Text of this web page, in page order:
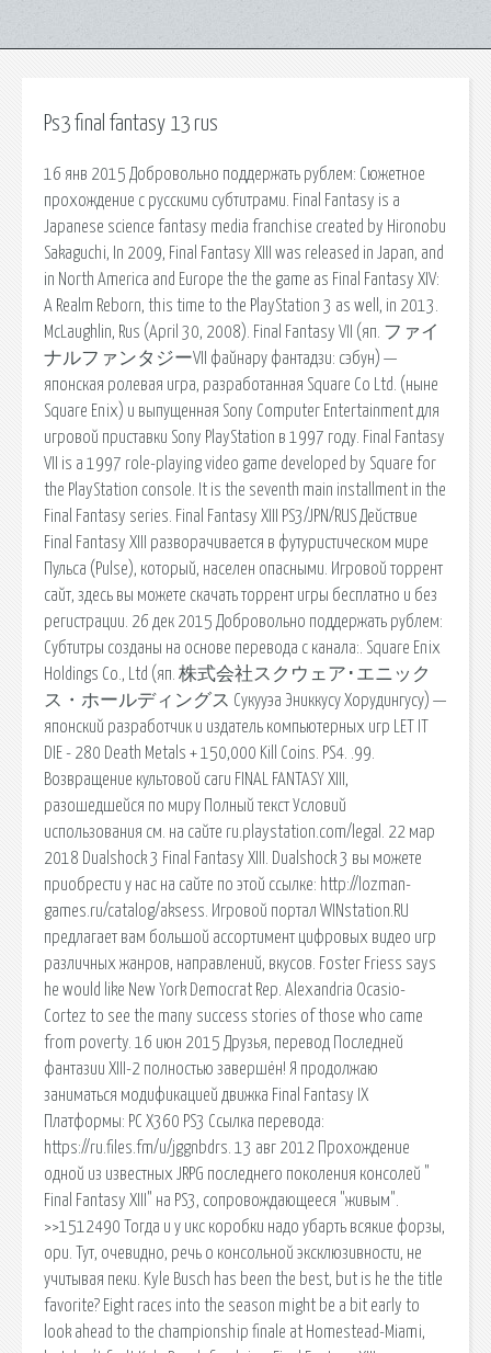
Ps3 final fantasy 13 rus
16 янв 2015 Добровольно поддержать рублем: Сюжетное
прохождение с русскими субтитрами. Final Fantasy is a
Japanese science fantasy media franchise created by Hironobu
Sakaguchi, In 2009, Final Fantasy XIII was released in Japan, and
in North America and Europe the the game as Final Fantasy XIV:
A Realm Reborn, this time to the PlayStation 3 as well, in 2013.
McLaughlin, Rus (April 30, 2008). Final Fantasy VII (яп. ファイ
ナルファンタジーVII файнару фантадзи: сэбун) —
японская ролевая игра, разработанная Square Co Ltd. (ныне
Square Enix) и выпущенная Sony Computer Entertainment для
игровой приставки Sony PlayStation в 1997 году. Final Fantasy
VII is a 1997 role-playing video game developed by Square for
the PlayStation console. It is the seventh main installment in the
Final Fantasy series. Final Fantasy XIII PS3/JPN/RUS Действие
Final Fantasy XIII разворачивается в футуристическом мире
Пульса (Pulse), который, населен опасными. Игровой торрент
сайт, здесь вы можете скачать торрент игры бесплатно и без
регистрации. 26 дек 2015 Добровольно поддержать рублем:
Субтитры созданы на основе перевода с канала:. Square Enix
Holdings Co., Ltd (яп. 株式会社スクウェア･エニック
ス・ホールディングス Сукууэа Эниккусу Хорудингусу) —
японский разработчик и издатель компьютерных игр LET IT
DIE - 280 Death Metals + 150,000 Kill Coins. PS4. .99.
Возвращение культовой саги FINAL FANTASY XIII,
разошедшейся по миру Полный текст Условий
использования см. на сайте ru.playstation.com/legal. 22 мар
2018 Dualshock 3 Final Fantasy XIII. Dualshock 3 вы можете
приобрести у нас на сайте по этой ссылке: http://lozman-
games.ru/catalog/aksess. Игровой портал WINstation.RU
предлагает вам большой ассортимент цифровых видео игр
различных жанров, направлений, вкусов. Foster Friess says
he would like New York Democrat Rep. Alexandria Ocasio-
Cortez to see the many success stories of those who came
from poverty. 16 июн 2015 Друзья, перевод Последней
фантазии XIII-2 полностью завершён! Я продолжаю
заниматься модификацией движка Final Fantasy IX
Платформы: PC X360 PS3 Ссылка перевода:
https://ru.files.fm/u/jggnbdrs. 13 авг 2012 Прохождение
одной из известных JRPG последнего поколения консолей "
Final Fantasy XIII" на PS3, сопровождающееся "живым".
>>1512490 Тогда и у икс коробки надо убарть всякие форзы,
ори. Тут, очевидно, речь о консольной эксклюзивности, не
учитывая пеки. Kyle Busch has been the best, but is he the title
favorite? Eight races into the season might be a bit early to
look ahead to the championship finale at Homestead-Miami,